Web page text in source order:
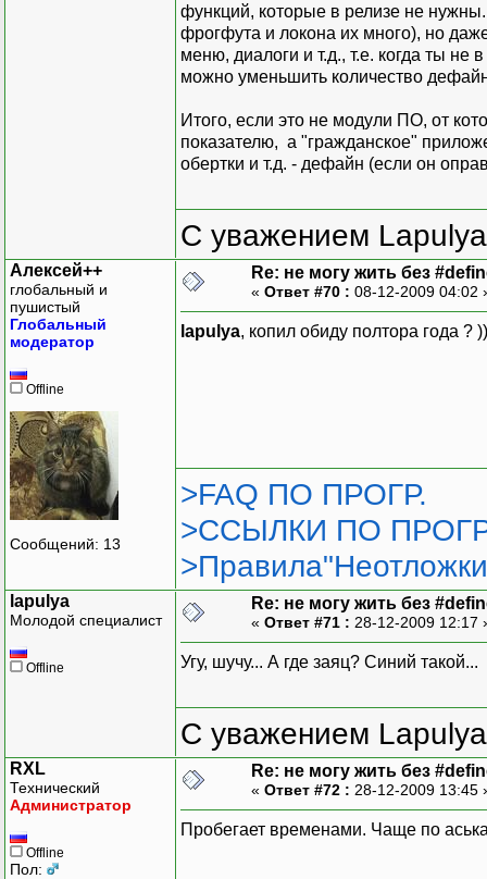
функций, которые в релизе не
фрогфута и локона их много), но
меню, диалоги и т.д., т.е. когда ты не
можно уменьшить количество
Итого, если это не модули ПО, от
показателю, а "гражданское"
обертки и т.д. - дефайн (если он
С уважением Lapulya
Алексей++
глобальный и
пушистый
Глобальный
модератор
Offline
Сообщений: 13
Re: не могу жить без
« Ответ #70 : 08-12-2009 04:02
lapulya, копил обиду полтора года
>FAQ ПО ПРОГР.
>ССЫЛКИ ПО
lapulya
Молодой специалист
Offline
Re: не могу жить без
« Ответ #71 : 28-12-2009 12:17
Угу, шучу... А где заяц? Синий такой...
С уважением Lapulya
RXL
Технический
Администратор
Offline
Пол:
Re: не могу жить без
« Ответ #72 : 28-12-2009 13:45
Пробегает временами. Чаще по